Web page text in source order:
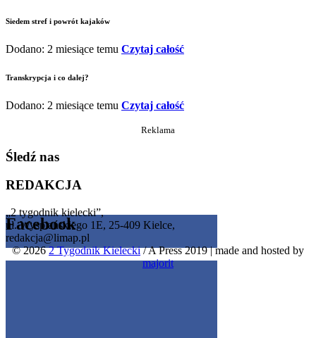
Siedem stref i powrót kajaków
Dodano: 2 miesiące temu Czytaj całość
Transkrypcja i co dalej?
Dodano: 2 miesiące temu Czytaj całość
Reklama
Śledź nas
REDAKCJA
„2 tygodnik kielecki”,
ul. Wyspiańskiego 1E, 25-409 Kielce,
redakcja@limap.pl
© 20262 Tygodnik Kielecki/ A Press 2019|made and hosted by
majorit
Facebook
Get the Facebook Likebox Slider Pro for WordPress